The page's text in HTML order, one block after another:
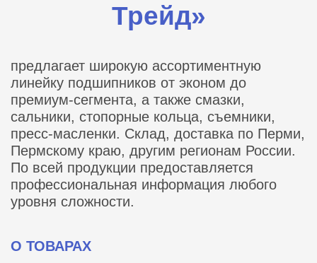
Трейд»
предлагает широкую ассортиментную
линейку подшипников от эконом до
премиум-сегмента, а также смазки,
сальники, стопорные кольца, съемники,
пресс-масленки. Склад, доставка по Перми,
Пермскому краю, другим регионам России.
По всей продукции предоставляется
профессиональная информация любого
уровня сложности.
О ТОВАРАХ